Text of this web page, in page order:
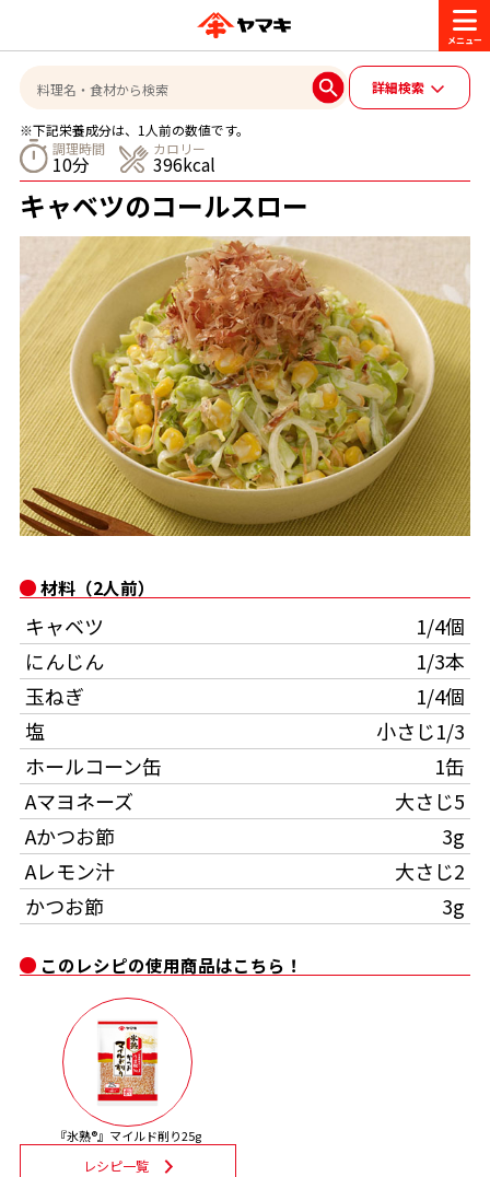
商品情報
ブランド一覧
ヤマキ『めんつゆ』 ヤマキ 割烹白だし
旨さ、別格。だし屋の鍋 韓福善シリーズ
サッと鍋® 楽チン鍋®
楽チン屋®
レシピ
おいしいレシピを探す
おいしいレシピトップ
主食レシピ
主菜レシピ
汁物レシピ
おいしいレシピを商品から探す
かつお節レシピ
めんつゆレシピ
割烹白だしレシピ
レシピ特設サイト
割烹白だしレシピ特集
だし巻き卵特集
かつおだしが決め手！簡単茶碗蒸し
かつお節・だしを楽しむ
かつお節・だしを知る
だしの取り方
かつお節の削り方
かつお節・だしをもっと知る
かつお節・だしを楽しむ
だしコミュ
CM・キャンペーン
CM
キャンペーン一覧
企業・採用情報
企業情報
- 百年対話
採用情報
- ジョブリターン制
お問い合わせ
ヤマキお客様相談室
オンラインショップ
Global
詳細検索
※下記栄養成分は、1人前の数値です。
調理時間
10分
カロリー
396kcal
キャベツのコールスロー
このレシピの使用商品はこちら！
『氷熟®』マイルド削り25g
レシピ一覧
材料（2人前）
キャベツ
1/4個
にんじん
1/3本
玉ねぎ
1/4個
塩
小さじ1/3
ホールコーン缶
1缶
Aマヨネーズ
大さじ5
Aかつお節
3g
Aレモン汁
大さじ2
かつお節
3g